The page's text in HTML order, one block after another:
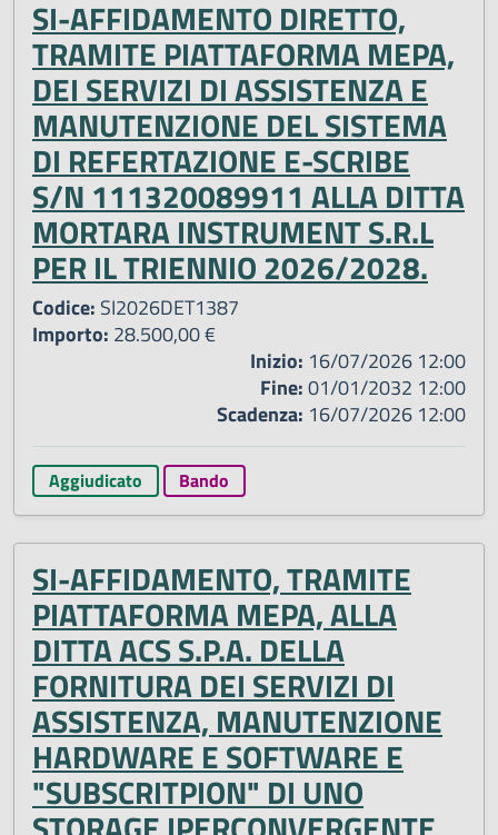
SI-AFFIDAMENTO DIRETTO,
TRAMITE PIATTAFORMA MEPA,
DEI SERVIZI DI ASSISTENZA E
MANUTENZIONE DEL SISTEMA
DI REFERTAZIONE E-SCRIBE
S/N 111320089911 ALLA DITTA
MORTARA INSTRUMENT S.R.L
PER IL TRIENNIO 2026/2028.
Codice: SI2026DET1387
Importo: 28.500,00 €
Inizio: 16/07/2026 12:00
Fine:01/01/2032 12:00
Scadenza: 16/07/2026 12:00
Aggiudicato Bando
SI-AFFIDAMENTO, TRAMITE
PIATTAFORMA MEPA, ALLA
DITTA ACS S.P.A. DELLA
FORNITURA DEI SERVIZI DI
ASSISTENZA, MANUTENZIONE
HARDWARE E SOFTWARE E
"SUBSCRITPION" DI UNO